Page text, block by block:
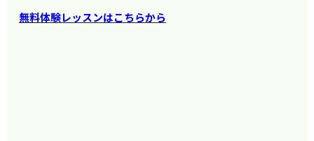
無料体験レッスンはこちらから